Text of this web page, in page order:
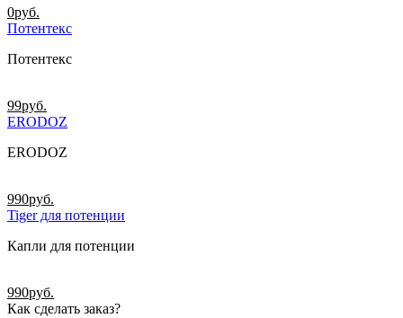
0руб.
Потентекс
Потентекс
99руб.
ERODOZ
ERODOZ
990руб.
Tiger для потенции
Капли для потенции
990руб.
Как сделать заказ?